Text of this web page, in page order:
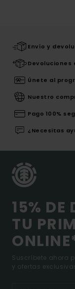
Envío y
Devoluciones
Únete al
Nuestro
Pago 100%
¿Necesitas
15% DE
TU
Suscríbete ahora
y ofertas